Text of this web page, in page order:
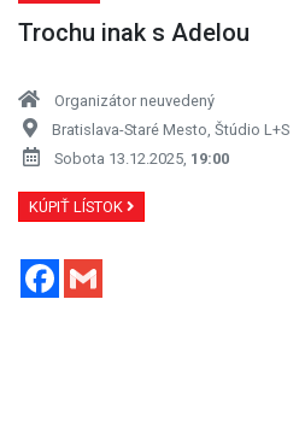
Trochu inak s Adelou
Organizátor neuvedený
Bratislava-Staré Mesto, Štúdio L+S
Sobota 13.12.2025, 19:00
KÚPIŤ LÍSTOK
Facebook